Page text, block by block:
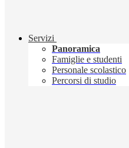
Servizi
Panoramica
Famiglie e studenti
Personale scolastico
Percorsi di studio